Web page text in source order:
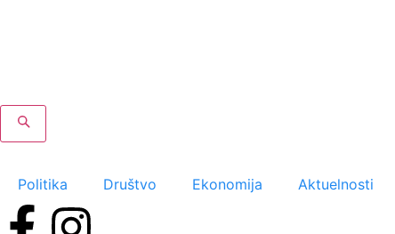
Politika Društvo Ekonomija Aktuelnosti